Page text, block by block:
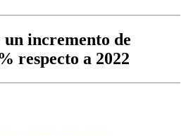
incremento de
respecto a 2022